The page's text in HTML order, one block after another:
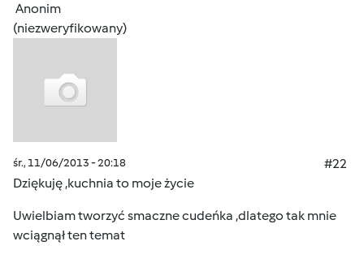
Anonim
(niezweryfikowany)
śr., 11/06/2013 - 20:18
#22
Dziękuję ,kuchnia to moje życie
Uwielbiam tworzyć smaczne cudeńka ,dlatego tak mnie
wciągnął ten temat